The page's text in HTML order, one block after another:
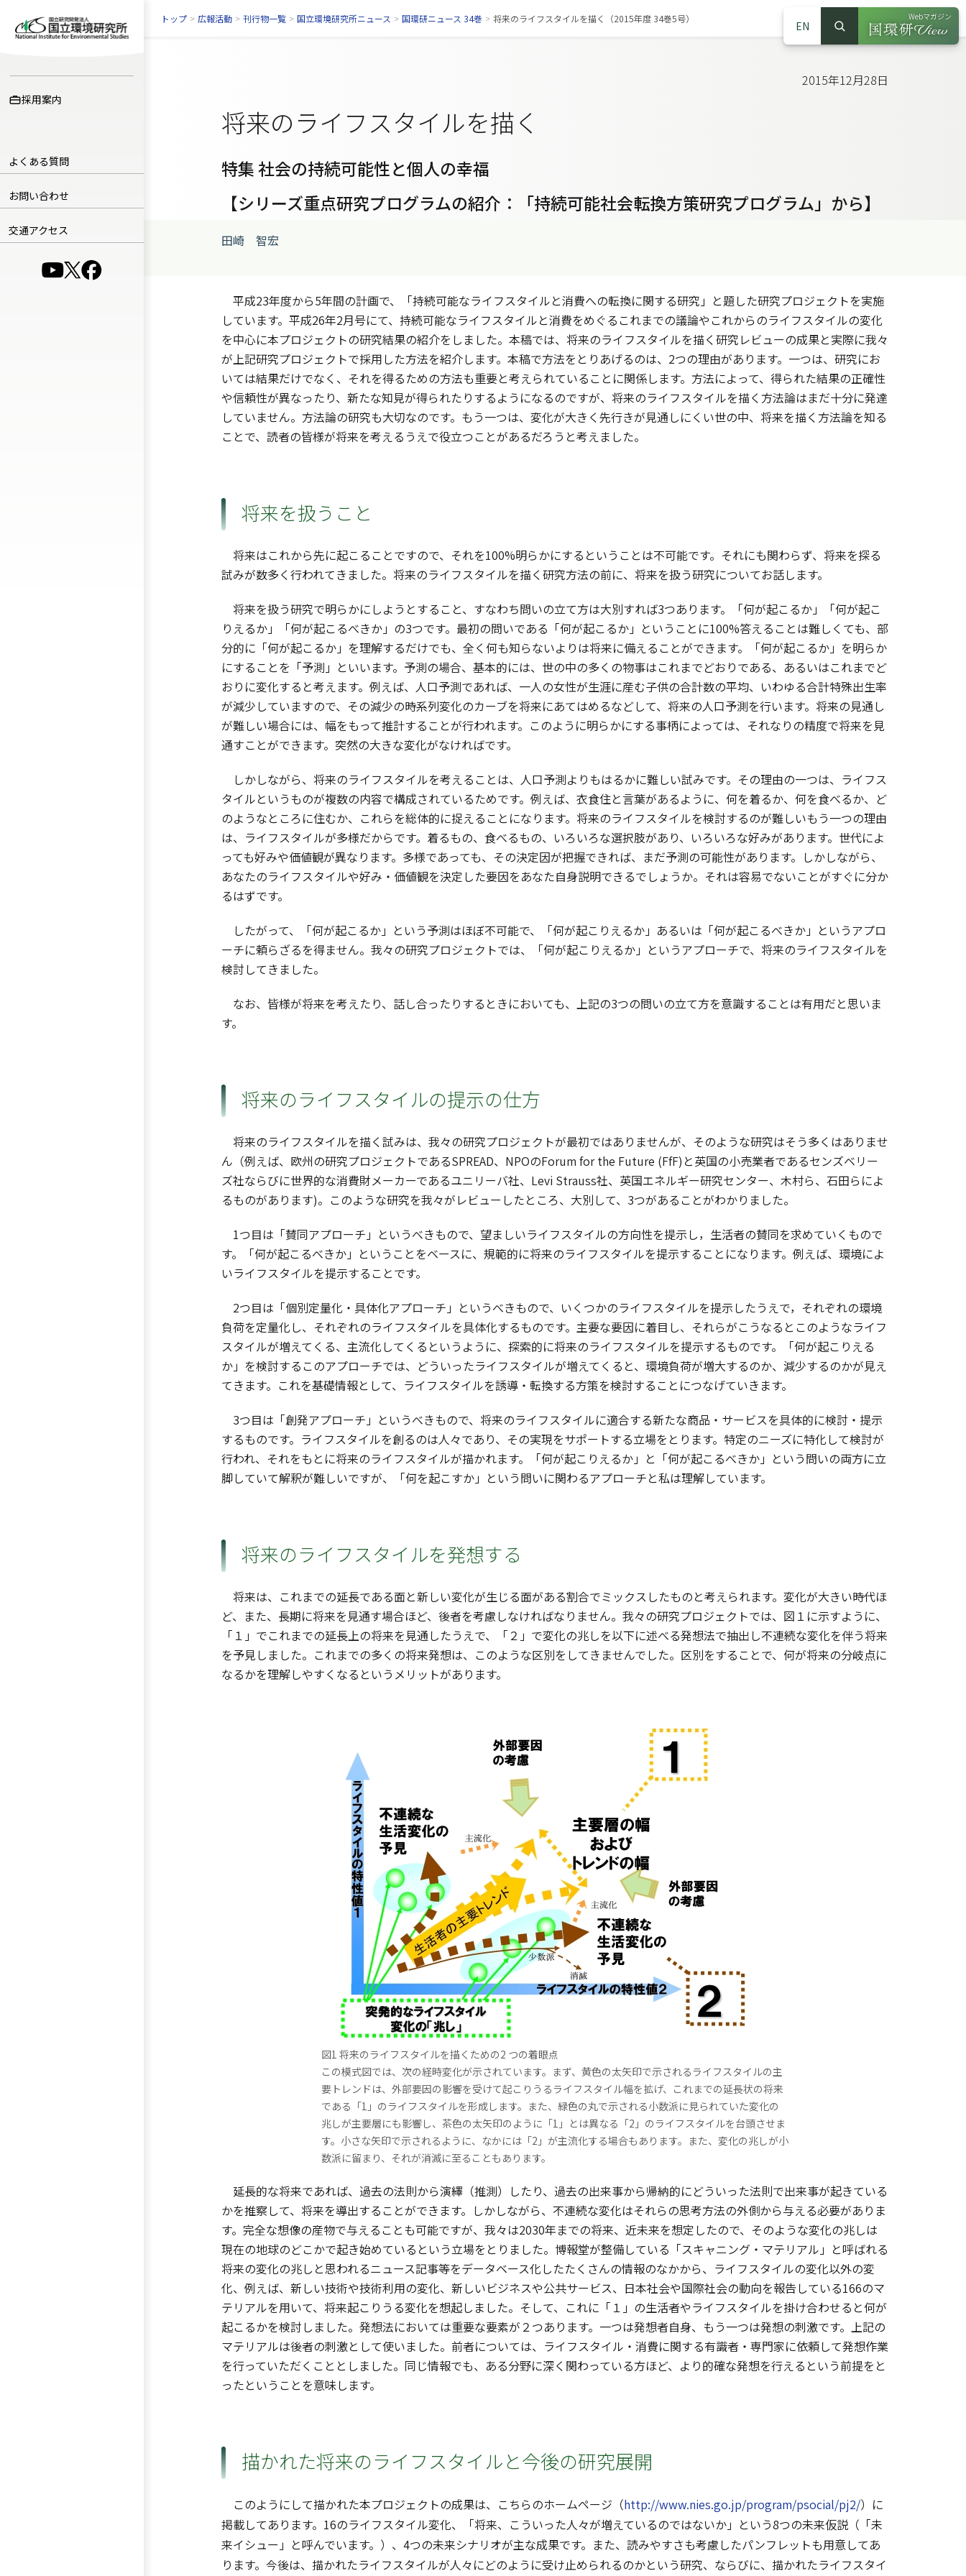
採用案内
よくある質問
お問い合わせ
交通アクセス
（別ウインドウで開きます）
（別ウインドウで開きます）
（別ウインドウで開きます）
EN
サイト内検索
検索
Webマガジン
（別ウインドウ
トップ > 広報活動 > 刊行物一覧 > 国立環境研究所ニュース > 国環研ニュース 34巻 > 将来のライフスタイルを描く（2015年度 34巻5号）
2015年12月28日
将来のライフスタイルを描く
特集 社会の持続可能性と個人の幸福
【シリーズ重点研究プログラムの紹介：「持続可能社会転換方策研究プログラム」から】
田崎 智宏
平成23年度から5年間の計画で、「持続可能なライフスタイルと消費への転換に関する研究」と題した研究プロジェクトを実施
しています。平成26年2月号にて、持続可能なライフスタイルと消費をめぐるこれまでの議論やこれからのライフスタイルの変化
を中心に本プロジェクトの研究結果の紹介をしました。本稿では、将来のライフスタイルを描く研究レビューの成果と実際に我々
が上記研究プロジェクトで採用した方法を紹介します。本稿で方法をとりあげるのは、2つの理由があります。一つは、研究にお
いては結果だけでなく、それを得るための方法も重要と考えられていることに関係します。方法によって、得られた結果の正確性
や信頼性が異なったり、新たな知見が得られたりするようになるのですが、将来のライフスタイルを描く方法論はまだ十分に発達
していません。方法論の研究も大切なのです。もう一つは、変化が大きく先行きが見通しにくい世の中、将来を描く方法論を知る
ことで、読者の皆様が将来を考えるうえで役立つことがあるだろうと考えました。
将来を扱うこと
将来はこれから先に起こることですので、それを100%明らかにするということは不可能です。それにも関わらず、将来を探る
試みが数多く行われてきました。将来のライフスタイルを描く研究方法の前に、将来を扱う研究についてお話します。
将来を扱う研究で明らかにしようとすること、すなわち問いの立て方は大別すれば3つあります。「何が起こるか」「何が起こ
りえるか」「何が起こるべきか」の3つです。最初の問いである「何が起こるか」ということに100%答えることは難しくても、部
分的に「何が起こるか」を理解するだけでも、全く何も知らないよりは将来に備えることができます。「何が起こるか」を明らか
にすることを「予測」といいます。予測の場合、基本的には、世の中の多くの物事はこれまでどおりである、あるいはこれまでど
おりに変化すると考えます。例えば、人口予測であれば、一人の女性が生涯に産む子供の合計数の平均、いわゆる合計特殊出生率
が減少していますので、その減少の時系列変化のカーブを将来にあてはめるなどして、将来の人口予測を行います。将来の見通し
が難しい場合には、幅をもって推計することが行われます。このように明らかにする事柄によっては、それなりの精度で将来を見
通すことができます。突然の大きな変化がなければです。
しかしながら、将来のライフスタイルを考えることは、人口予測よりもはるかに難しい試みです。その理由の一つは、ライフス
タイルというものが複数の内容で構成されているためです。例えば、衣食住と言葉があるように、何を着るか、何を食べるか、ど
のようなところに住むか、これらを総体的に捉えることになります。将来のライフスタイルを検討するのが難しいもう一つの理由
は、ライフスタイルが多様だからです。着るもの、食べるもの、いろいろな選択肢があり、いろいろな好みがあります。世代によ
っても好みや価値観が異なります。多様であっても、その決定因が把握できれば、まだ予測の可能性があります。しかしながら、
あなたのライフスタイルや好み・価値観を決定した要因をあなた自身説明できるでしょうか。それは容易でないことがすぐに分か
るはずです。
したがって、「何が起こるか」という予測はほぼ不可能で、「何が起こりえるか」あるいは「何が起こるべきか」というアプロ
ーチに頼らざるを得ません。我々の研究プロジェクトでは、「何が起こりえるか」というアプローチで、将来のライフスタイルを
検討してきました。
なお、皆様が将来を考えたり、話し合ったりするときにおいても、上記の3つの問いの立て方を意識することは有用だと思いま
す。
将来のライフスタイルの提示の仕方
将来のライフスタイルを描く試みは、我々の研究プロジェクトが最初ではありませんが、そのような研究はそう多くはありませ
ん（例えば、欧州の研究プロジェクトであるSPREAD、NPOのForum for the Future (FfF)と英国の小売業者であるセンズベリー
ズ社ならびに世界的な消費財メーカーであるユニリーバ社、Levi Strauss社、英国エネルギー研究センター、木村ら、石田らによ
るものがあります)。このような研究を我々がレビューしたところ、大別して、3つがあることがわかりました。
1つ目は「賛同アプローチ」というべきもので、望ましいライフスタイルの方向性を提示し，生活者の賛同を求めていくもので
す。「何が起こるべきか」ということをベースに、規範的に将来のライフスタイルを提示することになります。例えば、環境によ
いライフスタイルを提示することです。
2つ目は「個別定量化・具体化アプローチ」というべきもので、いくつかのライフスタイルを提示したうえで，それぞれの環境
負荷を定量化し、それぞれのライフスタイルを具体化するものです。主要な要因に着目し、それらがこうなるとこのようなライフ
スタイルが増えてくる、主流化してくるというように、探索的に将来のライフスタイルを提示するものです。「何が起こりえる
か」を検討するこのアプローチでは、どういったライフスタイルが増えてくると、環境負荷が増大するのか、減少するのかが見え
てきます。これを基礎情報として、ライフスタイルを誘導・転換する方策を検討することにつなげていきます。
3つ目は「創発アプローチ」というべきもので、将来のライフスタイルに適合する新たな商品・サービスを具体的に検討・提示
するものです。ライフスタイルを創るのは人々であり、その実現をサポートする立場をとります。特定のニーズに特化して検討が
行われ、それをもとに将来のライフスタイルが描かれます。「何が起こりえるか」と「何が起こるべきか」という問いの両方に立
脚していて解釈が難しいですが、「何を起こすか」という問いに関わるアプローチと私は理解しています。
将来のライフスタイルを発想する
将来は、これまでの延長である面と新しい変化が生じる面がある割合でミックスしたものと考えられます。変化が大きい時代ほ
ど、また、長期に将来を見通す場合ほど、後者を考慮しなければなりません。我々の研究プロジェクトでは、図１に示すように、
「１」でこれまでの延長上の将来を見通したうえで、「２」で変化の兆しを以下に述べる発想法で抽出し不連続な変化を伴う将来
を予見しました。これまでの多くの将来発想は、このような区別をしてきませんでした。区別をすることで、何が将来の分岐点に
なるかを理解しやすくなるというメリットがあります。
図1 将来のライフスタイルを描くための2 つの着眼点
この模式図では、次の経時変化が示されています。まず、黄色の太矢印で示されるライフスタイルの主
要トレンドは、外部要因の影響を受けて起こりうるライフスタイル幅を拡げ、これまでの延長状の将来
である「1」のライフスタイルを形成します。また、緑色の丸で示される小数派に見られていた変化の
兆しが主要層にも影響し、茶色の太矢印のように「1」とは異なる「2」のライフスタイルを台頭させま
す。小さな矢印で示されるように、なかには「2」が主流化する場合もあります。また、変化の兆しが小
数派に留まり、それが消滅に至ることもあります。
延長的な将来であれば、過去の法則から演繹（推測）したり、過去の出来事から帰納的にどういった法則で出来事が起きている
かを推察して、将来を導出することができます。しかしながら、不連続な変化はそれらの思考方法の外側から与える必要がありま
す。完全な想像の産物で与えることも可能ですが、我々は2030年までの将来、近未来を想定したので、そのような変化の兆しは
現在の地球のどこかで起き始めているという立場をとりました。博報堂が整備している「スキャニング・マテリアル」と呼ばれる
将来の変化の兆しと思われるニュース記事等をデータベース化したたくさんの情報のなかから、ライフスタイルの変化以外の変
化、例えば、新しい技術や技術利用の変化、新しいビジネスや公共サービス、日本社会や国際社会の動向を報告している166のマ
テリアルを用いて、将来起こりうる変化を想起しました。そして、これに「１」の生活者やライフスタイルを掛け合わせると何が
起こるかを検討しました。発想法においては重要な要素が２つあります。一つは発想者自身、もう一つは発想の刺激です。上記の
マテリアルは後者の刺激として使いました。前者については、ライフスタイル・消費に関する有識者・専門家に依頼して発想作業
を行っていただくこととしました。同じ情報でも、ある分野に深く関わっている方ほど、より的確な発想を行えるという前提をと
ったということを意味します。
描かれた将来のライフスタイルと今後の研究展開
このようにして描かれた本プロジェクトの成果は、こちらのホームページ（http://www.nies.go.jp/program/psocial/pj2/）に
掲載してあります。16のライフスタイル変化、「将来、こういった人々が増えているのではないか」という8つの未来仮説（「未
来イシュー」と呼んでいます。）、4つの未来シナリオが主な成果です。また、読みやすさも考慮したパンフレットも用意してあ
ります。今後は、描かれたライフスタイルが人々にどのように受け止められるのかという研究、ならびに、描かれたライフスタイ